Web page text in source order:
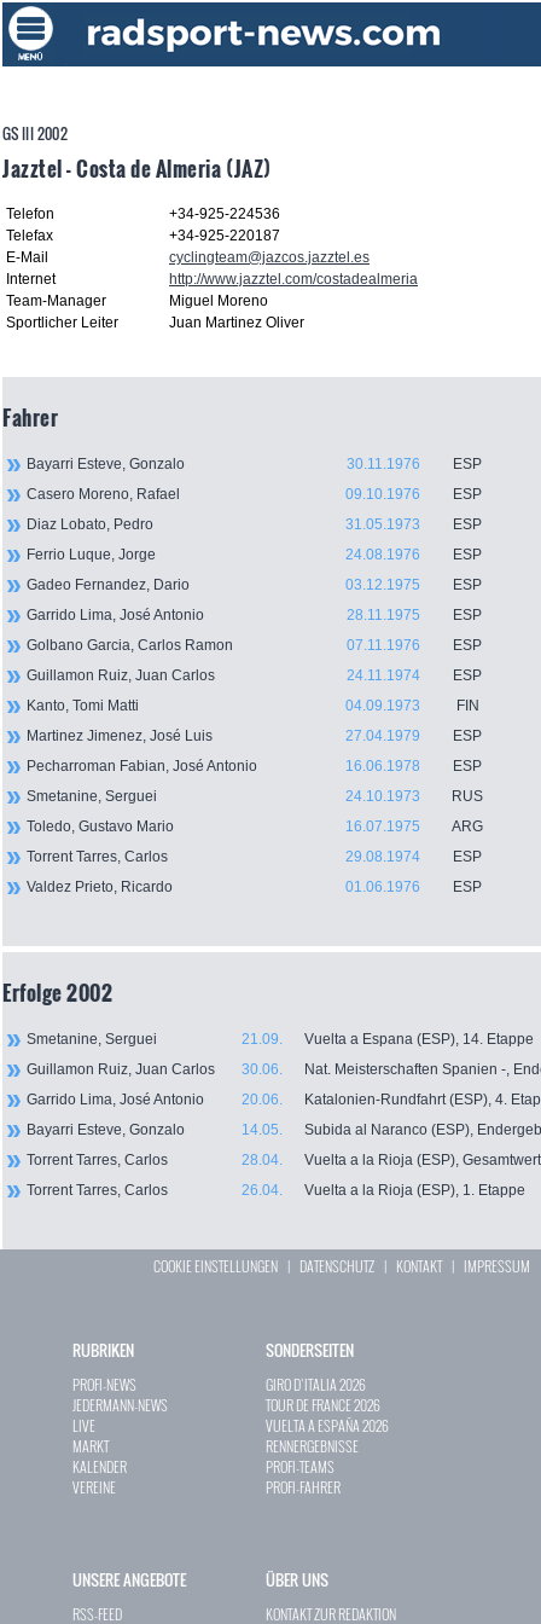
GS III 2002
Jazztel - Costa de Almeria (JAZ)
Telefon
+34-925-224536
Telefax
+34-925-220187
E-Mail
cyclingteam@jazcos.jazztel.es
Internet
http://www.jazztel.com/costadealmeria
Team-Manager
Miguel Moreno
Sportlicher Leiter
Juan Martinez Oliver
Fahrer
Bayarri Esteve, Gonzalo 30.11.1976
ESP
Casero Moreno, Rafael
09.10.1976
ESP
Diaz Lobato, Pedro
31.05.1973
ESP
Ferrio Luque, Jorge
24.08.1976
ESP
Gadeo Fernandez, Dario
03.12.1975
ESP
Garrido Lima, José Antonio
28.11.1975
ESP
Golbano Garcia, Carlos Ramon
07.11.1976
ESP
Guillamon Ruiz, Juan Carlos
24.11.1974
ESP
Kanto, Tomi Matti
04.09.1973
FIN
Martinez Jimenez, José Luis
27.04.1979
ESP
Pecharroman Fabian, José Antonio
16.06.1978
ESP
Smetanine, Serguei
24.10.1973
RUS
Toledo, Gustavo Mario
16.07.1975
ARG
Torrent Tarres, Carlos
29.08.1974
ESP
Valdez Prieto, Ricardo
01.06.1976 ESP
Erfolge 2002
Smetanine, Serguei Vuelta a Espana (ESP), 14. Etappe
21.09.
Guillamon Ruiz, Juan Carlos
Nat. Meisterschaften Spanien -,
30.06.
Garrido Lima, José Antonio
Katalonien-Rundfahrt (ESP), 4.
20.06.
Bayarri Esteve, Gonzalo
Subida al Naranco (ESP),
14.05.
Torrent Tarres, Carlos
Vuelta a la Rioja (ESP),
28.04.
Torrent Tarres, Carlos
Vuelta a la Rioja (ESP), 1. Etappe
26.04.
COOKIE EINSTELLUNGEN | DATENSCHUTZ | KONTAKT| IMPRESSUM
RUBRIKEN
PROFI-NEWS
JEDERMANN-NEWS
LIVE
MARKT
KALENDER
VEREINE
SONDERSEITEN
GIRO D`ITALIA 2026
TOUR DE FRANCE 2026
VUELTA A ESPAÑA 2026
RENNERGEBNISSE
PROFI-TEAMS
PROFI-FAHRER
UNSERE ANGEBOTE
RSS-FEED
ÜBER UNS
KONTAKT ZUR REDAKTION